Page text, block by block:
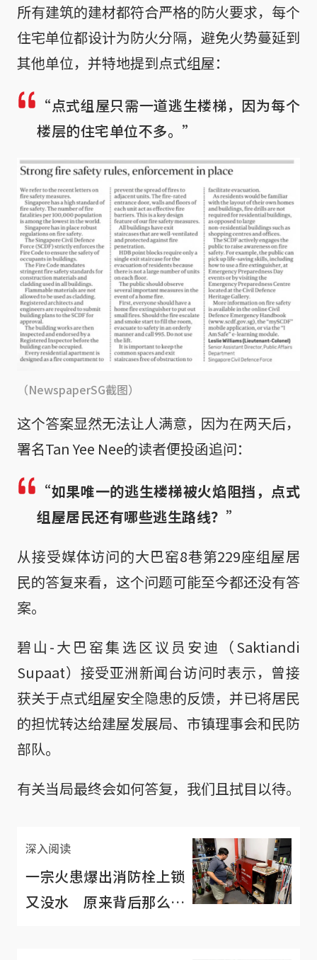
所有建筑的建材都符合严格的防火要求，每个
住宅单位都设计为防火分隔，避免火势蔓延到
其他单位，并特地提到点式组屋：
“点式组屋只需一道逃生楼梯，因为每个
楼层的住宅单位不多。”
（NewspaperSG截图）
这个答案显然无法让人满意，因为在两天后，
署名Tan Yee Nee的读者便投函追问：
“如果唯一的逃生楼梯被火焰阻挡，点式
组屋居民还有哪些逃生路线？”
从接受媒体访问的大巴窑8巷第229座组屋居
民的答复来看，这个问题可能至今都还没有答
案。
碧山-大巴窑集选区议员安迪（Saktiandi
Supaat）接受亚洲新闻台访问时表示，曾接
获关于点式组屋安全隐患的反馈，并已将居民
的担忧转达给建屋发展局、市镇理事会和民防
部队。
有关当局最终会如何答复，我们且拭目以待。
深入阅读
一宗火患爆出消防栓上锁
又没水 原来背后那么多